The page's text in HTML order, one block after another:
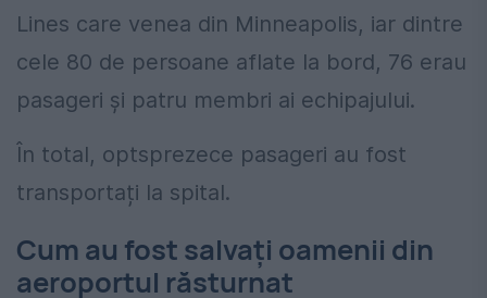
Lines care venea din Minneapolis, iar dintre
cele 80 de persoane aflate la bord, 76 erau
pasageri și patru membri ai echipajului.
În total, optsprezece pasageri au fost
transportați la spital.
Cum au fost salvați oamenii din
aeroportul răsturnat